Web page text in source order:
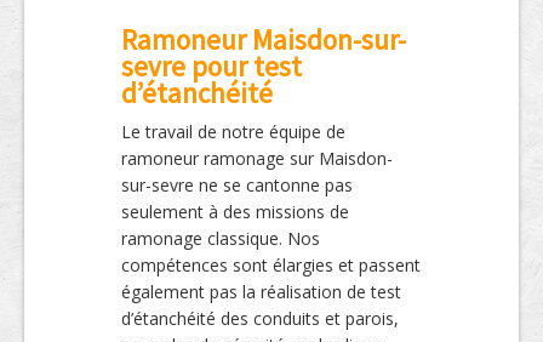
Ramoneur Maisdon-sur-
sevre pour test
d’étanchéité
Le travail de notre équipe de
ramoneur ramonage sur Maisdon-
sur-sevre ne se cantonne pas
seulement à des missions de
ramonage classique. Nos
compétences sont élargies et passent
également pas la réalisation de test
d’étanchéité des conduits et parois,